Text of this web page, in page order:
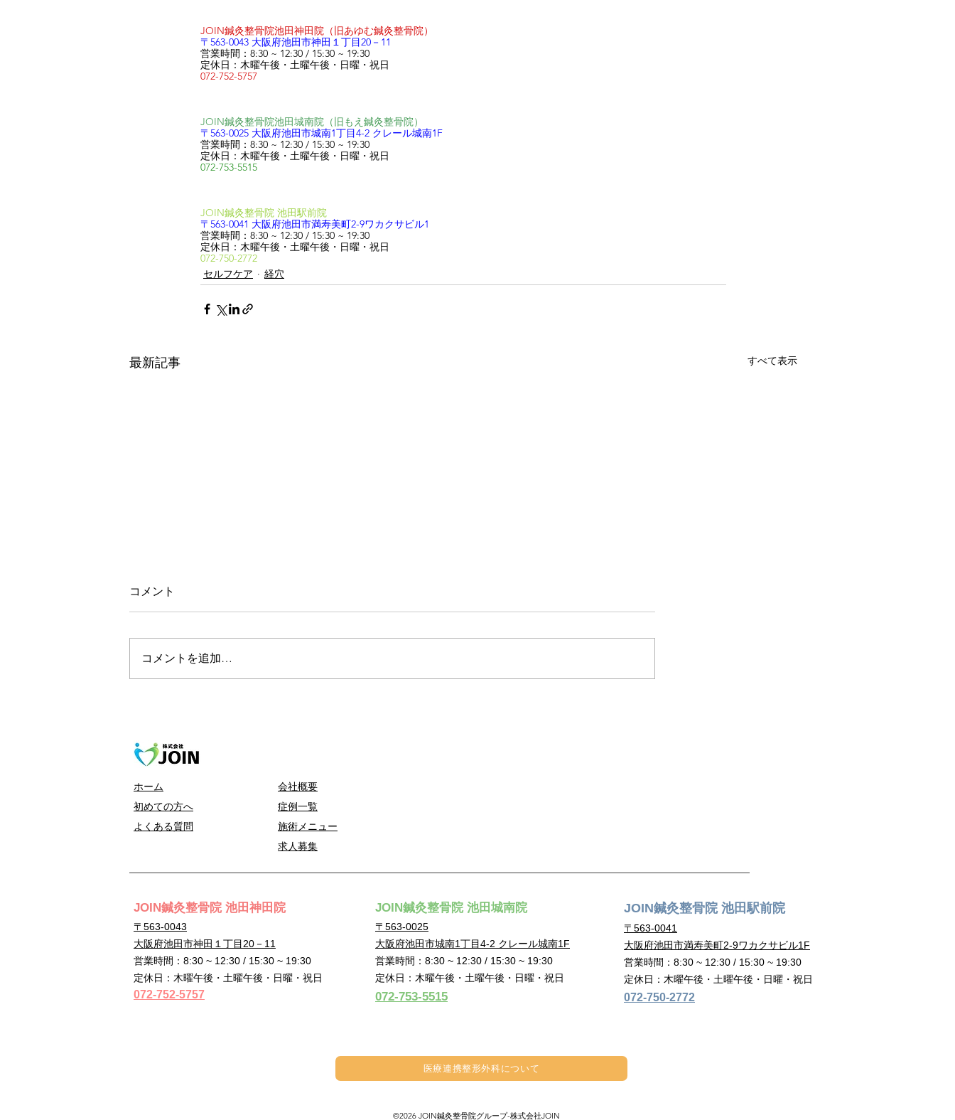
JOIN鍼灸整骨院池田神田院（旧あゆむ鍼灸整骨院）
〒563-0043 大阪府池田市神田１丁目20－11
営業時間：8:30 ~ 12:30 / 15:30 ~ 19:30
定休日：木曜午後・土曜午後・日曜・祝日
072-752-5757
JOIN鍼灸整骨院池田城南院（旧もえ鍼灸整骨院）
〒563-0025 大阪府池田市城南1丁目4-2 クレール城南1F
営業時間：8:30 ~ 12:30 / 15:30 ~ 19:30
定休日：木曜午後・土曜午後・日曜・祝日
072-753-5515
JOIN鍼灸整骨院 池田駅前院
〒563-0041 大阪府池田市満寿美町2-9ワカクサビル1
営業時間：8:30 ~ 12:30 / 15:30 ~ 19:30
定休日：木曜午後・土曜午後・日曜・祝日
072-750-2772
セルフケア
経穴
最新記事 すべて表示
コメント
コメントを追加…
ホーム
初めての方へ
よくある質問
会社概要
症例一覧
施術メニュー
求人募集
JOIN鍼灸整骨院 池田神田院
〒563-0043
大阪府池田市神田１丁目20－11
営業時間：8:30 ~ 12:30 / 15:30 ~ 19:30
定休日：木曜午後・土曜午後・日曜・祝日
072-752-5757
JOIN鍼灸整骨院 池田城南院
〒563-0025
大阪府池田市城南1丁目4-2 クレール城南1F
営業時間：8:30 ~ 12:30 / 15:30 ~ 19:30
定休日：木曜午後・土曜午後・日曜・祝日
072-753-5515
JOIN鍼灸整骨院 池田駅前院
〒563-0041
大阪府池田市満寿美町2-9ワカクサビル1F
営業時間：8:30 ~ 12:30 / 15:30 ~ 19:30
定休日：木曜午後・土曜午後・日曜・祝日
072-750-2772
医療連携​整形外科について
©2026 JOIN鍼灸整骨院グループ-株式会社JOIN